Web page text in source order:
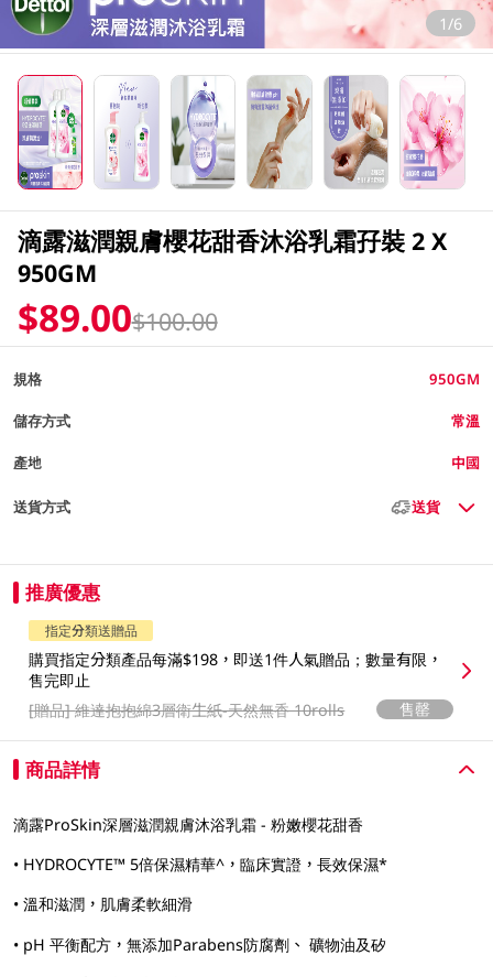
1/6
滴露滋潤親膚櫻花甜香沐浴乳霜孖裝 2 X
950GM
$89.00$100.00
規格 950GM
儲存方式 常溫
產地 中國
送貨方式 送貨
推廣優惠
指定分類送贈品
購買指定分類產品每滿$198，即送1件人氣贈品；數量有限，
售完即止
[贈品]維達抱抱綿3層衛生紙-天然無香 10rolls 售罄
商品詳情
滴露ProSkin深層滋潤親膚沐浴乳霜 -​ 粉嫩櫻花甜香
• HYDROCYTE™ 5倍保濕精華^，臨床實證，長效保濕*
• 溫和滋潤，肌膚柔軟細滑
• pH 平衡配方，無添加Parabens防腐劑、 礦物油及矽